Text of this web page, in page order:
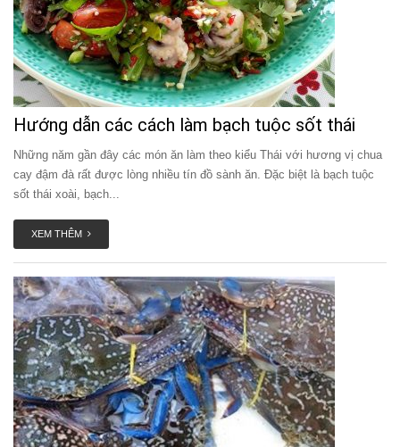
Hướng dẫn các cách làm bạch tuộc sốt thái
Những năm gần đây các món ăn làm theo kiểu Thái với hương vị chua
cay đậm đà rất được lòng nhiều tín đồ sành ăn. Đặc biệt là bạch tuộc
sốt thái xoài, bạch...
XEM THÊM